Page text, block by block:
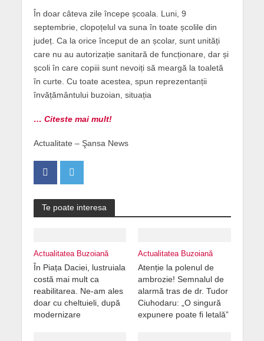
În doar câteva zile începe școala. Luni, 9
septembrie, clopoțelul va suna în toate școlile din
județ. Ca la orice început de an școlar, sunt unități
care nu au autorizație sanitară de funcționare, dar și
școli în care copiii sunt nevoiți să meargă la toaletă
în curte. Cu toate acestea, spun reprezentanții
învățământului buzoian, situația
… Citeste mai mult!
Actualitate – Şansa News
Te poate interesa
Actualitatea Buzoiană
În Piața Daciei, lustruiala
costă mai mult ca
reabilitarea. Ne-am ales
doar cu cheltuieli, după
modernizare
Actualitatea Buzoiană
Atenție la polenul de
ambrozie! Semnalul de
alarmă tras de dr. Tudor
Ciuhodaru: „O singură
expunere poate fi letală”